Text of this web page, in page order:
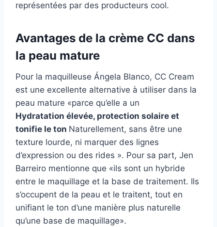
représentées par des producteurs cool.
Avantages de la crème CC dans
la peau mature
Pour la maquilleuse Ángela Blanco, CC Cream
est une excellente alternative à utiliser dans la
peau mature «parce qu’elle a un
Hydratation élevée, protection solaire et
tonifie le ton Naturellement, sans être une
texture lourde, ni marquer des lignes
d’expression ou des rides ». Pour sa part, Jen
Barreiro mentionne que «ils sont un hybride
entre le maquillage et la base de traitement. Ils
s’occupent de la peau et le traitent, tout en
unifiant le ton d’une manière plus naturelle
qu’une base de maquillage».